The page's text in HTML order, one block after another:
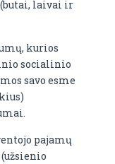
laivai ir
kurios
socialinio
savo esme
pajamų